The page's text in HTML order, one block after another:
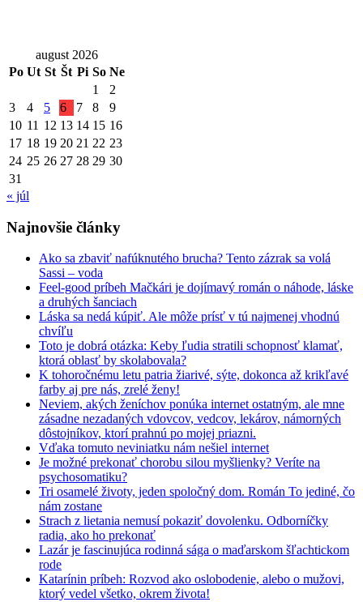
august 2026
Po Ut St Št Pi So Ne
1
2
3
4 5 6 7 8
9
10 11 12 13 14 15 16
17 18 19 20 21 22 23
24 25 26 27 28 29 30
31
« júl
Najnovšie články
Ako sa zbaviť nafúknutého brucha? Tento zázrak sa volá
Sassi – voda
Feel-good príbeh Mačkári je dojímavý román o náhode, láske
a druhých šanciach
Láska sa nedá kúpiť. Ale môže prísť v tú najmenej vhodnú
chvíľu
Toto je dobrá otázka: Keby ľudia stratili schopnosť klamať,
ktorá oblasť by skolabovala?
K tohoročnému letu patria žiarivé, sýte, dokonca až krikľavé
farby aj pre nás, zrelé ženy!
Neviem, akých ženíchov ponúka internet ostatným, ale mne
zásadne nezadaných vdovcov, vedcov, lekárov, námorných
dôstojníkov, ktorí prahnú po mojej priazni.
Vďaka tomuto neviniatku nám nešiel internet
Je možné prekonať chorobu silou myšlienky? Veríte na
psychosomatiku?
Tri osamelé životy, jeden spoločný dom. Román To jediné, čo
nám zostane
Strach z lietania nemusí pokaziť dovolenku. Odborníčky
radia, ako ho prekonať
Lazár je fascinujúca rodinná sága o maďarskom šľachtickom
rode
Katarínin príbeh: Rozvod ako oslobodenie, alebo o mužovi,
ktorý vedel všetko, okrem života!